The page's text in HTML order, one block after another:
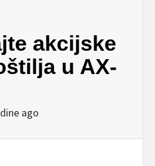
akcijske
u AX-
ago